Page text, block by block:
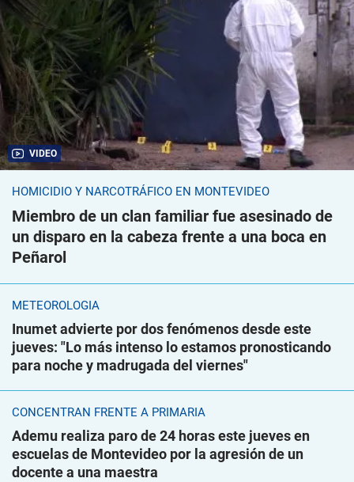
VIDEO
HOMICIDIO Y NARCOTRÁFICO EN MONTEVIDEO
Miembro de un clan familiar fue asesinado de
un disparo en la cabeza frente a una boca en
Peñarol
METEOROLOGÍA
Inumet advierte por dos fenómenos desde este
jueves: "Lo más intenso lo estamos pronosticando
para noche y madrugada del viernes"
CONCENTRAN FRENTE A PRIMARIA
Ademu realiza paro de 24 horas este jueves en
escuelas de Montevideo por la agresión de un
docente a una maestra